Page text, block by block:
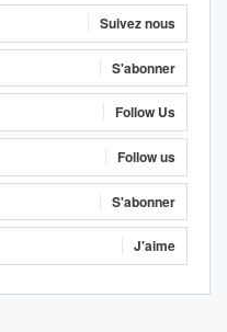
Suivez nous
S'abonner
Follow Us
Follow us
S'abonner
J'aime